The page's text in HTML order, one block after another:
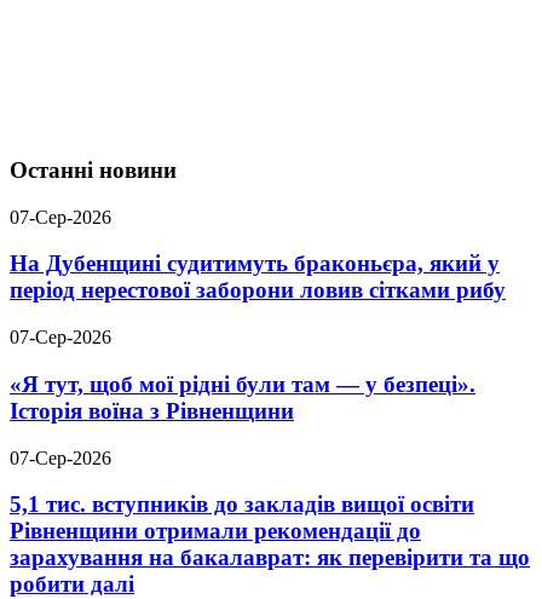
Останні новини
07-Сер-2026
На Дубенщині судитимуть браконьєра, який у
період нерестової заборони ловив сітками рибу
07-Сер-2026
«Я тут, щоб мої рідні були там — у безпеці».
Історія воїна з Рівненщини
07-Сер-2026
5,1 тис. вступників до закладів вищої освіти
Рівненщини отримали рекомендації до
зарахування на бакалаврат: як перевірити та що
робити далі